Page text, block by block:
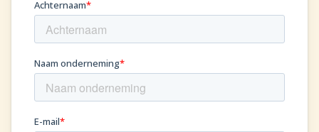
Oplossingen
Compliance Management